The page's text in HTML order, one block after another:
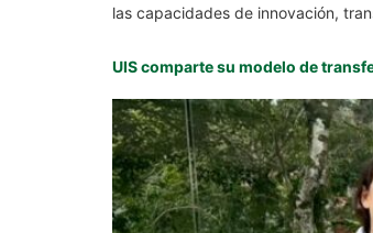
las capacidades de innovación,
UIS comparte su modelo de